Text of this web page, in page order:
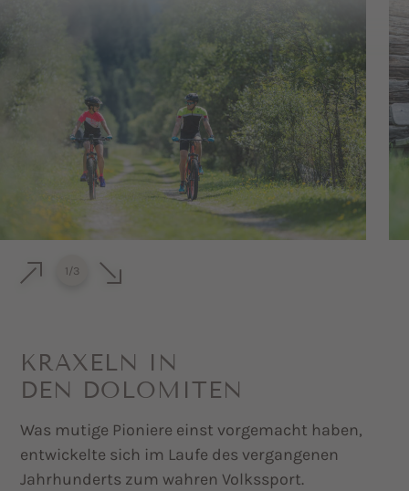
1/3
KRAXELN IN
DEN DOLOMITEN
Was mutige Pioniere einst vorgemacht haben,
entwickelte sich im Laufe des vergangenen
Jahrhunderts zum wahren Volkssport.